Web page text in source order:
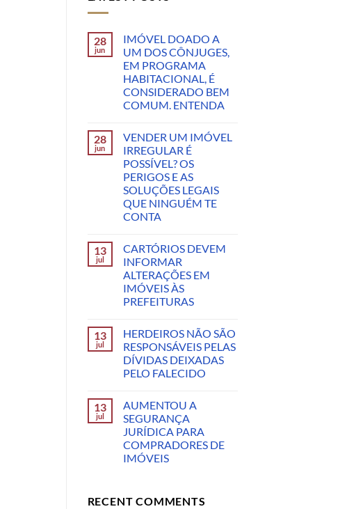
28
jun
IMÓVEL DOADO A
UM DOS CÔNJUGES,
EM PROGRAMA
HABITACIONAL, É
CONSIDERADO BEM
COMUM. ENTENDA
28
jun
VENDER UM IMÓVEL
IRREGULAR É
POSSÍVEL? OS
PERIGOS E AS
SOLUÇÕES LEGAIS
QUE NINGUÉM TE
CONTA
13
jul
CARTÓRIOS DEVEM
INFORMAR
ALTERAÇÕES EM
IMÓVEIS ÀS
PREFEITURAS
13
jul
HERDEIROS NÃO SÃO
RESPONSÁVEIS PELAS
DÍVIDAS DEIXADAS
PELO FALECIDO
13
jul
AUMENTOU A
SEGURANÇA
JURÍDICA PARA
COMPRADORES DE
IMÓVEIS
RECENT COMMENTS